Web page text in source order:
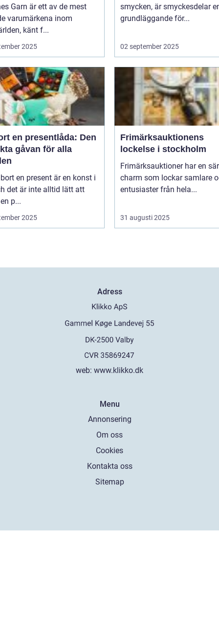
Garn är ett av de mest
varumärkena inom
känt f...
2025
smycken, är smyckesdelar
grundläggande för...
02 september 2025
en presentlåda: Den
gåvan för alla
en present är en konst i
det är inte alltid lätt att
p...
2025
Frimärksauktionens
lockelse i stockholm
Frimärksauktioner har en
charm som lockar samlare
entusiaster från hela...
31 augusti 2025
Adress
web: www.klikko.dk
Menu
Annonsering
Om oss
Cookies
Kontakta oss
Sitemap